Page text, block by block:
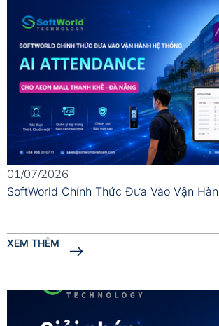
01/07/2026
SoftWorld Chính Thức Đưa Vào Vận
XEM THÊM